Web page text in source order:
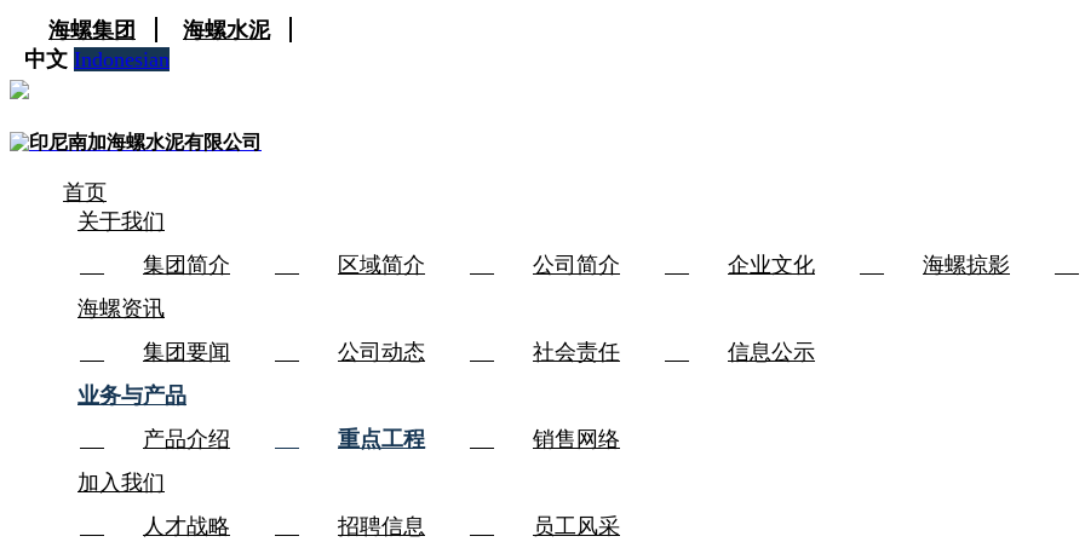
海螺集团 海螺水泥
中文 Indonesian
印尼南加海螺水泥有限公司
首页
关于我们
集团简介
区域简介 公司简介 企业文化
海螺掠影
海螺资讯
集团要闻
公司动态 社会责任
信息公示
业务与产品
产品介绍
重点工程
销售网络
加入我们
人才战略
招聘信息 员工风采